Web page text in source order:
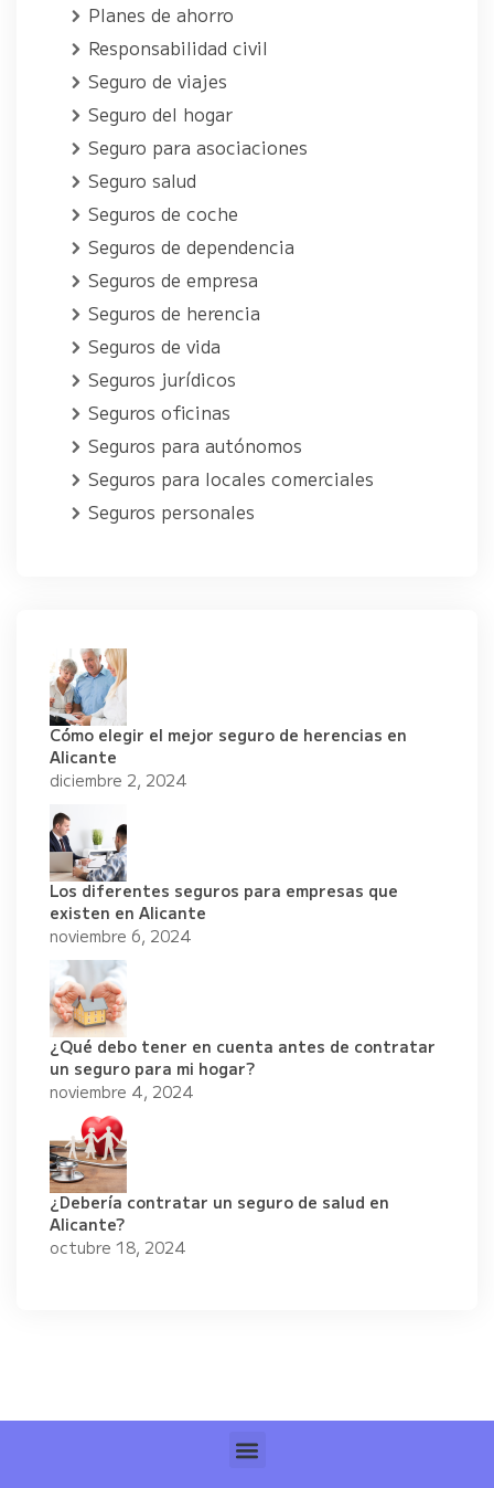
Planes de ahorro
Responsabilidad civil
Seguro de viajes
Seguro del hogar
Seguro para asociaciones
Seguro salud
Seguros de coche
Seguros de dependencia
Seguros de empresa
Seguros de herencia
Seguros de vida
Seguros jurídicos
Seguros oficinas
Seguros para autónomos
Seguros para locales comerciales
Seguros personales
Cómo elegir el mejor seguro de herencias en
Alicante
diciembre 2, 2024
Los diferentes seguros para empresas que
existen en Alicante
noviembre 6, 2024
¿Qué debo tener en cuenta antes de contratar
un seguro para mi hogar?
noviembre 4, 2024
¿Debería contratar un seguro de salud en
Alicante?
octubre 18, 2024